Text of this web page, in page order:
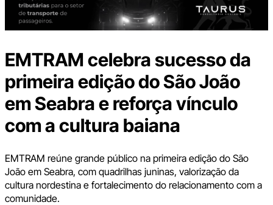
EMTRAM celebra sucesso da
primeira edição do São João
em Seabra e reforça vínculo
com a cultura baiana
EMTRAM reúne grande público na primeira edição do São
João em Seabra, com quadrilhas juninas, valorização da
cultura nordestina e fortalecimento do relacionamento com a
comunidade.